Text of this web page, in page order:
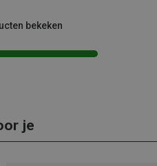
bekeken
je